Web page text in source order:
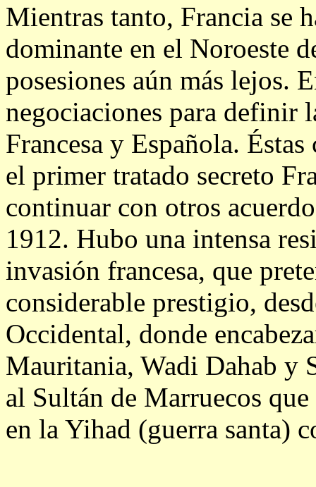
Mientras tanto, Francia se
dominante en el Noroeste
posesiones aún más lejos.
negociaciones para definir
Francesa y Española.
el primer tratado secreto
continuar con otros
1912. Hubo una intensa
invasión francesa, que
considerable prestigio,
Occidental, donde
Mauritania, Wadi Dahab y
al Sultán de Marruecos
en la Yihad (guerra santa)